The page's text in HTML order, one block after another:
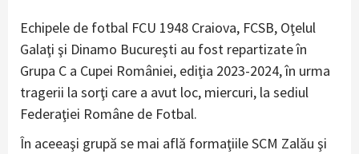
Echipele de fotbal FCU 1948 Craiova, FCSB, Oţelul
Galaţi şi Dinamo Bucureşti au fost repartizate în
Grupa C a Cupei României, ediţia 2023-2024, în urma
tragerii la sorţi care a avut loc, miercuri, la sediul
Federaţiei Române de Fotbal.
În aceeaşi grupă se mai află formaţiile SCM Zalău şi